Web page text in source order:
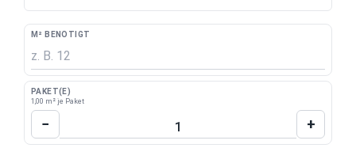
M² BENÖTIGT
PAKET(E)
1,00 m² je Paket
Produkt Anzahl: Gib den gewünschten
− +